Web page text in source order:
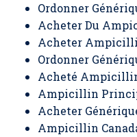
Ordonner
Acheter Du
Acheter
Ordonner
Acheté
Ampicillin
Acheter
Ampicillin